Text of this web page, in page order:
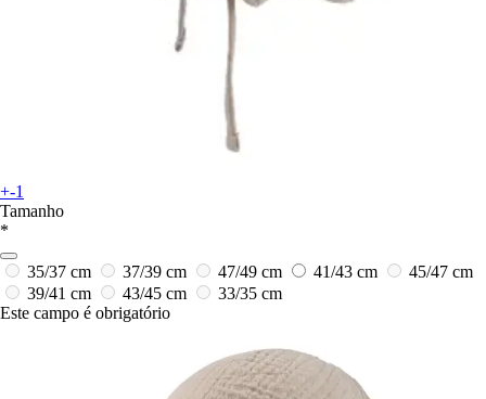
+-1
Tamanho
*
35/37 cm 37/39 cm 47/49 cm 41/43 cm
45/47 cm
39/41 cm
43/45 cm
33/35 cm
Este campo é obrigatório